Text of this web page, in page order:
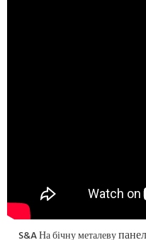
S&A На бічну металеву